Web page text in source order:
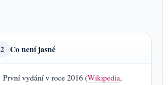
2 Co není jasné
První vydání v roce 2016 (Wikipedia,